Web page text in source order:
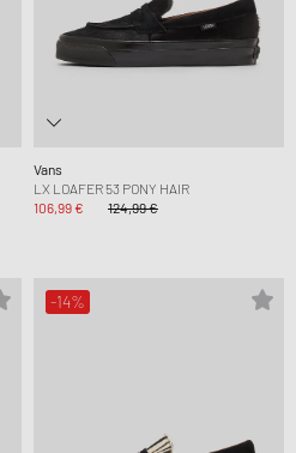
Vans
LX LOAFER 53 PONY HAIR
106,99 €
124,99 €
-14%